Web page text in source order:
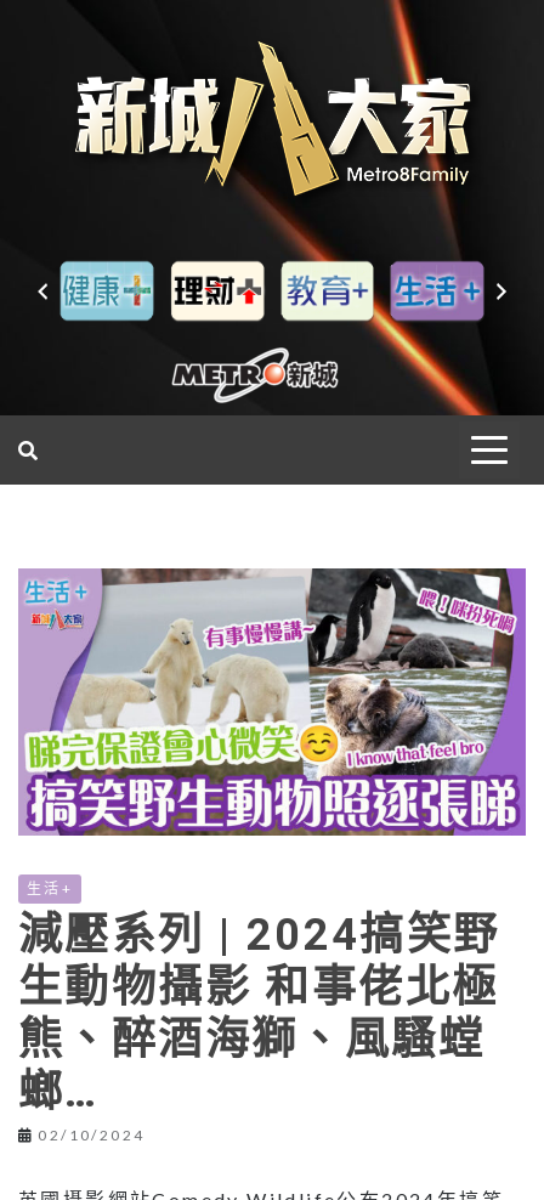
生活+
減壓系列 | 2024搞笑野
生動物攝影 和事佬北極
熊、醉酒海獅、風騷螳
螂…
02/10/2024